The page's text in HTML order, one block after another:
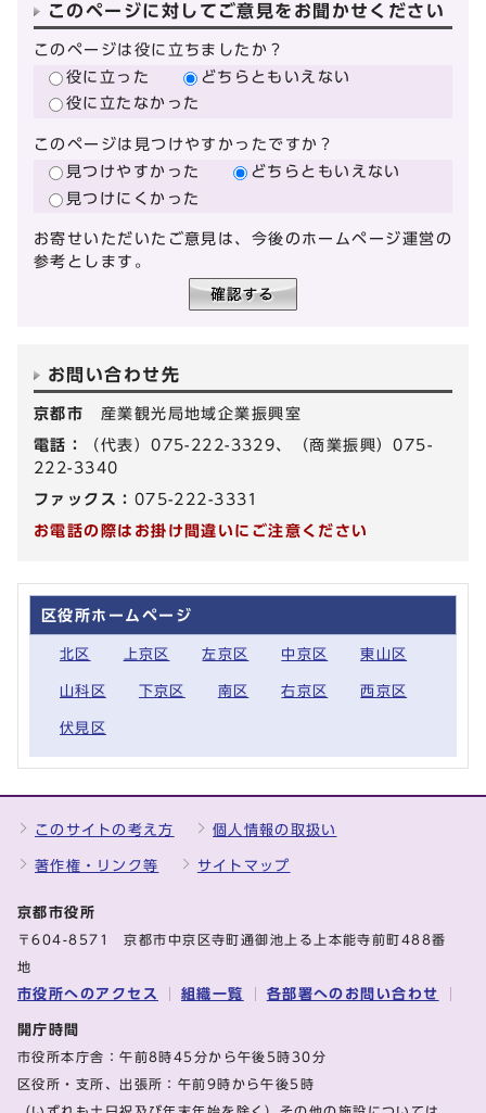
このページに対してご意見をお聞かせください
このページは役に立ちましたか？
役に立った
どちらともいえない
役に立たなかった
このページは見つけやすかったですか？
見つけやすかった
どちらともいえない
見つけにくかった
お寄せいただいたご意見は、今後のホームページ運営の
参考とします。
お問い合わせ先
京都市 産業観光局地域企業振興室
電話：
（代表）075-222-3329、（商業振興）075-
222-3340
ファックス： 075-222-3331
お電話の際はお掛け間違いにご注意ください
区役所ホームページ
北区 上京区 左京区 中京区 東山区
山科区 下京区 南区 右京区 西京区
伏見区
このサイトの考え方 個人情報の取扱い
著作権・リンク等 サイトマップ
京都市役所
〒604-8571 京都市中京区寺町通御池上る上本能寺前町488番
地
市役所へのアクセス 組織一覧 各部署へのお問い合わせ
開庁時間
市役所本庁舎：午前8時45分から午後5時30分
区役所・支所、出張所：午前9時から午後5時